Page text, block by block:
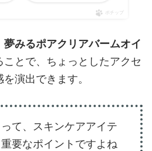
ポチップ
夢みるポアクリアバームオイ
とで、ちょっとしたアクセ
演出できます。
て、スキンケアアイテ
要なポイントですよね